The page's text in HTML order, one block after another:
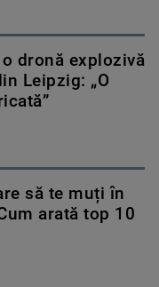
dronă explozivă
Leipzig: „O
să te muți în
arată top 10